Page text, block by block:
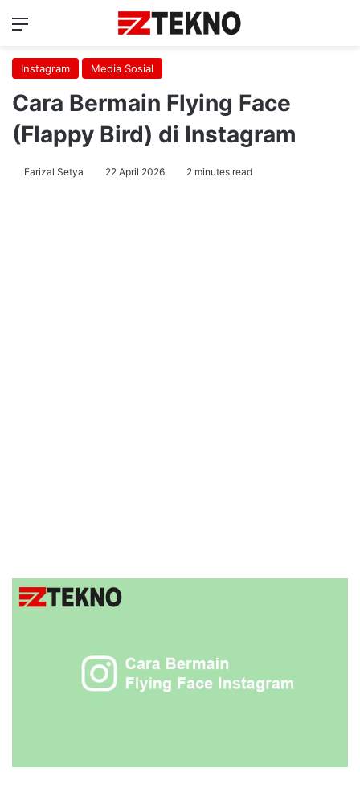
Menu
Instagram Media Sosial
Cara Bermain Flying Face
(Flappy Bird) di Instagram
Farizal Setya 22 April 2026 2 minutes read